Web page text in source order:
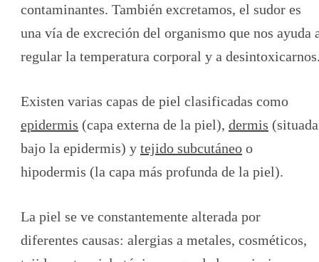
contaminantes. También excretamos, el sudor es
una vía de excreción del organismo que nos ayuda
regular la temperatura corporal y a
Existen varias capas de piel clasificadas como
epidermis (capa externa de la piel), dermis (situada
bajo la epidermis) y tejido subcutáneo o
hipodermis (la capa más profunda de la piel).
La piel se ve constantemente alterada por
diferentes causas: alergias a metales, cosméticos,